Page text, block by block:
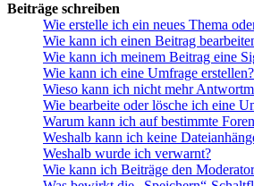
Beiträge schreiben
Wie erstelle ich ein neues Thema
Wie kann ich einen Beitrag
Wie kann ich meinem Beitrag eine
Wie kann ich eine Umfrage erstellen?
Wieso kann ich nicht mehr
Wie bearbeite oder lösche ich eine
Warum kann ich auf bestimmte
Weshalb kann ich keine
Weshalb wurde ich verwarnt?
Wie kann ich Beiträge den